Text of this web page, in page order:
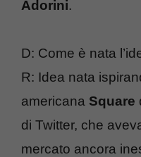
Adorini.
D: Come è nata
R: Idea nata
americana Square
di Twitter, che
mercato ancora